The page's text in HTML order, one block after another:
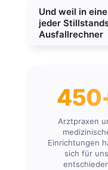
Und weil in
jeder
Ausfallrechner
Arztpraxen
Einrichtungen
sich für uns